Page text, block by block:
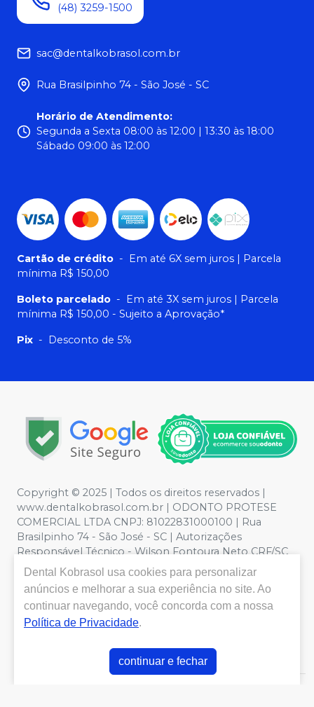
(48) 3259-1500
sac@dentalkobrasol.com.br
Rua Brasilpinho 74 - São José - SC
Horário de Atendimento:
Segunda a Sexta 08:00 às 12:00 | 13:30 às 18:00
Sábado 09:00 às 12:00
Cartão de crédito - Em até 6X sem juros | Parcela
mínima R$ 150,00
Boleto parcelado - Em até 3X sem juros | Parcela
mínima R$ 150,00 - Sujeito a Aprovação*
Pix - Desconto de 5%
Copyright © 2025 | Todos os direitos reservados |
www.dentalkobrasol.com.br | ODONTO PROTESE
COMERCIAL LTDA CNPJ: 81022831000100 | Rua
Brasilpinho 74 - São José - SC | Autorizações
Responsável Técnico - Wilson Fontoura Neto CRF/SC
12450 | Política de Privacidade e Segurança - Fotos
meramente ilustrativas - Os preços e condições da loja
virtual estão sujeitos a alterações. Em caso de
divergência de preços no site, o valor válido é o do
Carrinho de Compra. Não vendemos por atacado, por
de grandes volumes pelo site.
Dental Kobrasol usa cookies para personalizar
anúncios e melhorar a sua experiência no site. Ao
continuar navegando, você concorda com a nossa
Política de Privacidade.
continuar e fechar